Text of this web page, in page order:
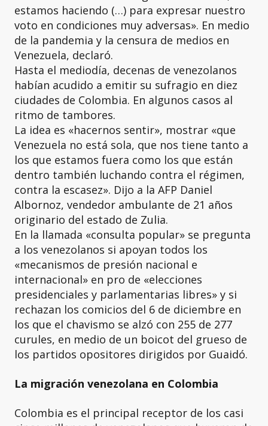
estamos haciendo (…) para expresar nuestro
voto en condiciones muy adversas». En medio
de la pandemia y la censura de medios en
Venezuela, declaró.
Hasta el mediodía, decenas de venezolanos
habían acudido a emitir su sufragio en diez
ciudades de Colombia. En algunos casos al
ritmo de tambores.
La idea es «hacernos sentir», mostrar «que
Venezuela no está sola, que nos tiene tanto a
los que estamos fuera como los que están
dentro también luchando contra el régimen,
contra la escasez». Dijo a la AFP Daniel
Albornoz, vendedor ambulante de 21 años
originario del estado de Zulia.
En la llamada «consulta popular» se pregunta
a los venezolanos si apoyan todos los
«mecanismos de presión nacional e
internacional» en pro de «elecciones
presidenciales y parlamentarias libres» y si
rechazan los comicios del 6 de diciembre en
los que el chavismo se alzó con 255 de 277
curules, en medio de un boicot del grueso de
los partidos opositores dirigidos por Guaidó.
La migración venezolana en Colombia
Colombia es el principal receptor de los casi